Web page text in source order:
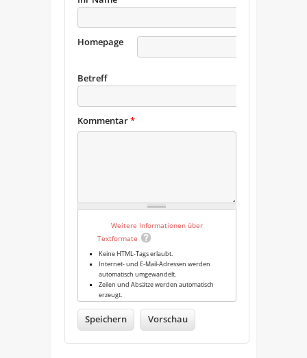
Homepage
Betreff
Kommentar*
Weitere Informationen über
Textformate
Keine HTML-Tags erlaubt.
Internet- und E-Mail-Adressen werden
automatisch umgewandelt.
Zeilen und Absätze werden automatisch
erzeugt.